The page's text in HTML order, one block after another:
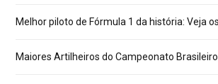
Melhor piloto de Fórmula 1 da história: Veja
Maiores Artilheiros do Campeonato